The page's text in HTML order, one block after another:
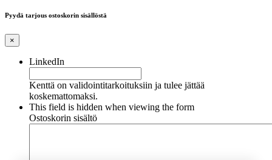
Pyydä tarjous ostoskorin sisällöstä
×
LinkedIn
Kenttä on validointitarkoituksiin ja tulee jättää
koskemattomaksi.
This field is hidden when viewing the form
Ostoskorin sisältö